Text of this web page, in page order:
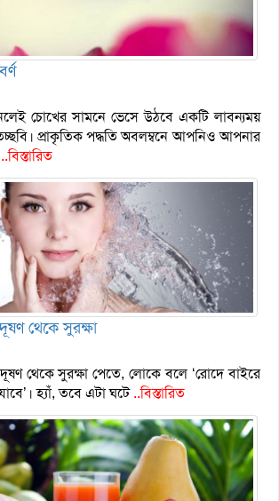
চোখের সামনে ভেসে উঠবে একটি লাবন্যময়
প্রাকৃতিক পদ্ধতি অবলম্বনে আপনিও আপনার
..বিস্তারিত
থেকে সুরক্ষা
থেকে সুরক্ষা পেতে, লোকে বলে ‘রোদে বাইরে
হ্যাঁ, তবে এটা ঘটে..বিস্তারিত